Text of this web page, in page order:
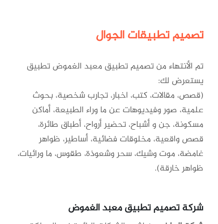
تصميم تطبيقات الجوال
تم الأنتهاء من تصميم تطبيق معبد الغموض تطبيق
يستعرض لك:
(قصص، مقالات، كتب، اخبار، تجارب شخصية، بحوث
علمية، صور وفيديوهات عن ما وراء الطبيعة، أماكن
مسكونة، جن و أشباح، تحضير أرواح، أطباق طائرة،
قصص واقعية، مخلوقات فضائية، أساطير، ظواهر
غامضة، موت وشيك، سحر وشعوذة، طقوس، ما ورائيات،
ظواهر خارقة).
شركة تصميم تطبيق معبد الغموض